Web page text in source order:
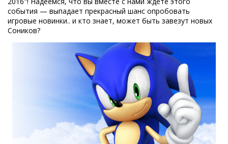
события — выпадает прекрасный шанс опробовать
игровые новинки.. и кто знает, может быть завезут новых
Соников?